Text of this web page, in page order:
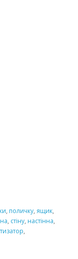
, поличку, ящик,
на, стіну, настінна,
,